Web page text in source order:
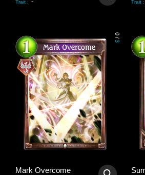
Trait : - Trait :
0
/
3
Mark Overcome